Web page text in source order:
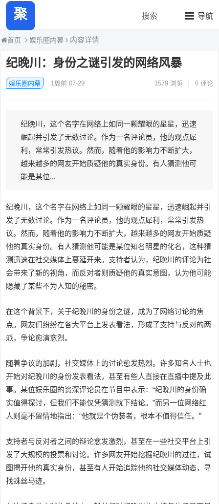
导航
搜索
首页 娱乐圈内幕 内容详情
纪晚川：身份之谜引发的网络风暴
娱乐圈内幕 1周前 07-29 1579浏览 6 评论
纪晚川，这个名字在网络上如同一颗耀眼的星星，迅速
崛起并引发了无数讨论。作为一名评论员，他的观点犀
利，常常引发热议。然而，随着他的影响力不断扩大，
越来越多的网友开始质疑他的真实身份。有人猜测他可
能是某位...
纪晚川，这个名字在网络上如同一颗耀眼的星星，迅速崛起并引
发了无数讨论。作为一名评论员，他的观点犀利，常常引发热
议。然而，随着他的影响力不断扩大，越来越多的网友开始质疑
他的真实身份。有人猜测他可能是某位知名明星的化名，这种猜
测迅速在社交媒体上蔓延开来。支持者认为，纪晚川的评论为社
会带来了新的视角，而反对者则质疑他的真实意图，认为他可能
隐藏了某些不为人知的秘密。
在这个背景下，关于纪晚川的身份之谜，成为了网络讨论的焦
点。网友们纷纷在各大平台上发表看法，形成了支持与反对的两
派，争论愈演愈烈。
随着争议的加剧，社交媒体上的讨论愈发热烈。许多知名人士也
开始对纪晚川的身份发表看法，甚至有些人直接在直播中提及此
事。某位娱乐圈的资深评论员在节目中表示：“纪晚川的身份确
实值得探讨，但我们不能仅凭猜测就下结论。”而另一位网络红
人则毫不留情地指出：“他就是个伪装者，根本不值得信任。”
支持者与反对者之间的辩论愈发激烈，甚至在一些社交平台上引
发了大规模的投票和讨论。许多网友开始挖掘纪晚川的过往，试
图揭开他的真实身份，甚至有人开始追踪他的社交媒体动态，寻
找蛛丝马迹。